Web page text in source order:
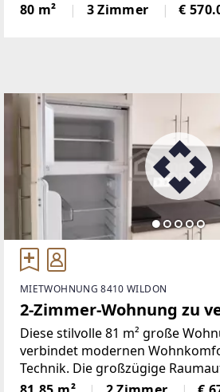
Nähe zu den wichtigsten
Innsbrucks überzeugt. Auf ca. 81
80 m² 3 Zimmer €
MIETWOHNUNG 8410 WILDON
2-Zimmer-Wohnung zu
Diese stilvolle 81 m² große
verbindet modernen
Technik. Die großzügige
hochwertige Ausstattung sowie